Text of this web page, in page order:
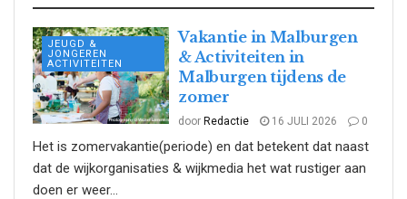
JEUGD &
JONGEREN
ACTIVITEITEN
Vakantie in Malburgen
& Activiteiten in
Malburgen tijdens de
zomer
door Redactie 16 JULI 2026 0
Het is zomervakantie(periode) en dat betekent dat naast
dat de wijkorganisaties & wijkmedia het wat rustiger aan
doen er weer...